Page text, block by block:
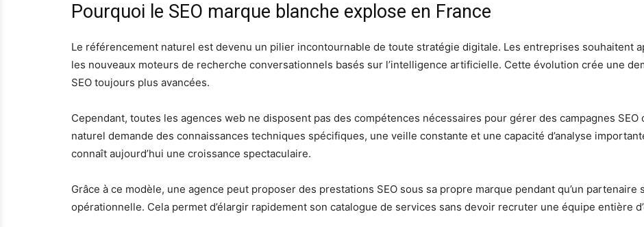
Pourquoi le SEO marque blanche explose en France
Le référencement naturel est devenu un pilier incontournable de toute stratégie digitale. Les entreprises souhaitent
les nouveaux moteurs de recherche conversationnels basés sur l’intelligence artificielle. Cette évolution crée une
SEO toujours plus avancées.
Cependant, toutes les agences web ne disposent pas des compétences nécessaires pour gérer des campagnes
naturel demande des connaissances techniques spécifiques, une veille constante et une capacité d’analyse
connaît aujourd’hui une croissance spectaculaire.
Grâce à ce modèle, une agence peut proposer des prestations SEO sous sa propre marque pendant qu’un
opérationnelle. Cela permet d’élargir rapidement son catalogue de services sans devoir recruter une équipe entière